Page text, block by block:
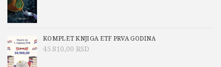
KOMPLET KNJIGA ETF PRVA GODINA
45.810,00 RSD